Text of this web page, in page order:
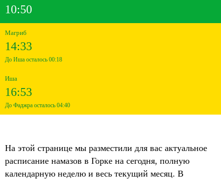
10:50
Магриб
14:33
До Иша осталось 00:18
Иша
16:53
До Фаджра осталось 04:40
На этой странице мы разместили для вас актуальное
расписание намазов в Горке на сегодня, полную
календарную неделю и весь текущий месяц. В